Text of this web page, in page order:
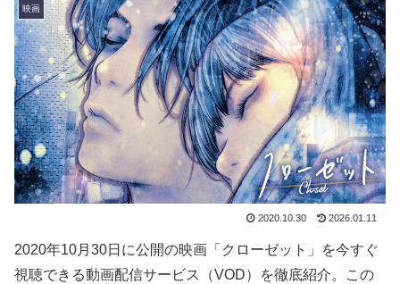
映画
2020.10.30 2026.01.11
2020年10月30日に公開の映画「クローゼット」を今すぐ
視聴できる動画配信サービス（VOD）を徹底紹介。この